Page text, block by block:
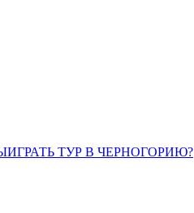
ТУР В ЧЕРНОГОРИЮ?